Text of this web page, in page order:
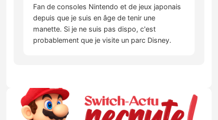
Fan de consoles Nintendo et de jeux japonais
depuis que je suis en âge de tenir une
manette. Si je ne suis pas dispo, c'est
probablement que je visite un parc Disney.